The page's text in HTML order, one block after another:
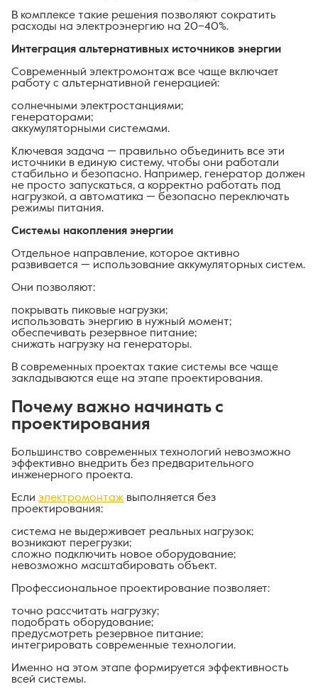
В комплексе такие решения позволяют сократить
расходы на электроэнергию на 20–40%.
Интеграция альтернативных источников энергии
Современный электромонтаж все чаще включает
работу с альтернативной генерацией:
солнечными электростанциями;
генераторами;
аккумуляторными системами.
Ключевая задача — правильно объединить все эти
источники в единую систему, чтобы они работали
стабильно и безопасно. Например, генератор должен
не просто запускаться, а корректно работать под
нагрузкой, а автоматика — безопасно переключать
режимы питания.
Системы накопления энергии
Отдельное направление, которое активно
развивается — использование аккумуляторных систем.
Они позволяют:
покрывать пиковые нагрузки;
использовать энергию в нужный момент;
обеспечивать резервное питание;
снижать нагрузку на генераторы.
В современных проектах такие системы все чаще
закладываются еще на этапе проектирования.
Почему важно начинать с
проектирования
Большинство современных технологий невозможно
эффективно внедрить без предварительного
инженерного проекта.
Если электромонтаж выполняется без
проектирования:
система не выдерживает реальных нагрузок;
возникают перегрузки;
сложно подключить новое оборудование;
невозможно масштабировать объект.
Профессиональное проектирование позволяет:
точно рассчитать нагрузку;
подобрать оборудование;
предусмотреть резервное питание;
интегрировать современные технологии.
Именно на этом этапе формируется эффективность
всей системы.